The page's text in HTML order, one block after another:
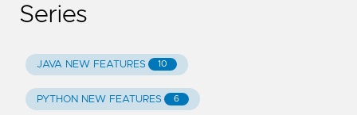
Series
JAVA NEW FEATURES 10
PYTHON NEW FEATURES 6